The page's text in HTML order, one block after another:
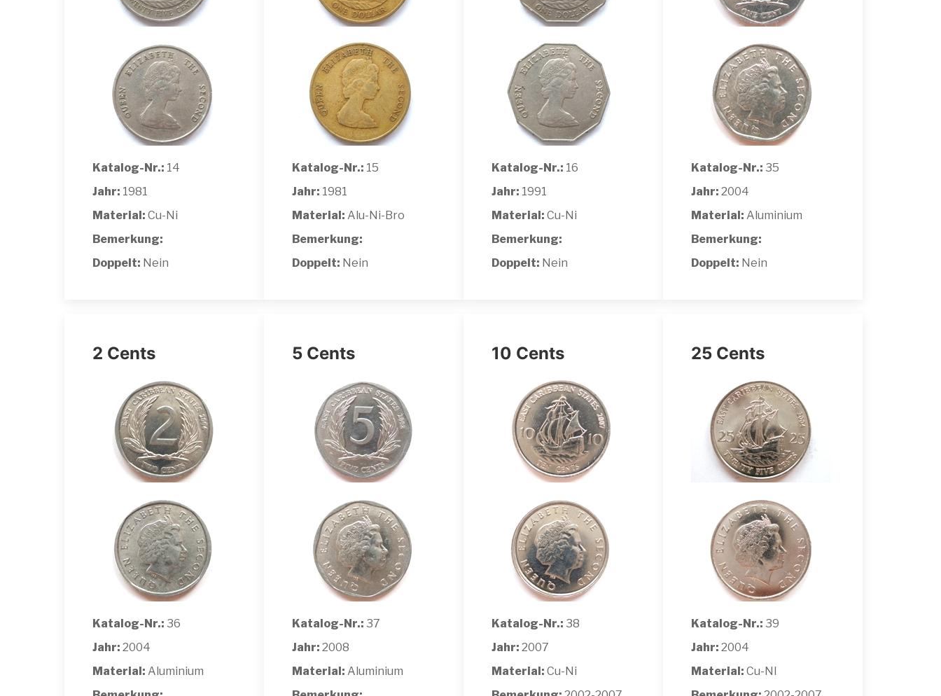
Katalog-Nr.: 14
Jahr: 1981
Material: Cu-Ni
Bemerkung:
Doppelt: Nein
Katalog-Nr.: 15
Jahr: 1981
Material: Alu-Ni-Bro
Bemerkung:
Doppelt: Nein
Katalog-Nr.: 16
Jahr: 1991
Material: Cu-Ni
Bemerkung:
Doppelt: Nein
Katalog-Nr.: 35
Jahr: 2004
Material: Aluminium
Bemerkung:
Doppelt: Nein
2 Cents
Katalog-Nr.: 36
Jahr: 2004
Material: Aluminium
5 Cents
Katalog-Nr.: 37
Jahr: 2008
Material: Aluminium
10 Cents
Katalog-Nr.: 38
Jahr: 2007
Material: Cu-Ni
25 Cents
Katalog-Nr.: 39
Jahr: 2004
Material: Cu-NI